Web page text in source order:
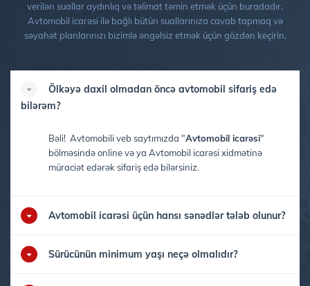
verilən suallar aydınlıq və təlimat təmin etmək üçün buradadır.
Avtomobil icarəsi ilə bağlı bütün suallarınıza cavab tapmaq və
səyahət planlarınızı bizimlə əngəlsiz etmək üçün gözdən keçirin.
Ölkəyə daxil olmadan öncə avtomobil sifariş edə
bilərəm?
Bəli! Avtomobili veb saytımızda "Avtomobil icarəsi"
bölməsində online və ya Avtomobil icarəsi xidmətinə
müraciət edərək sifariş edə bilərsiniz.
Avtomobil icarəsi üçün hansı sənədlər tələb olunur?
Sürücünün minimum yaşı neçə olmalıdır?